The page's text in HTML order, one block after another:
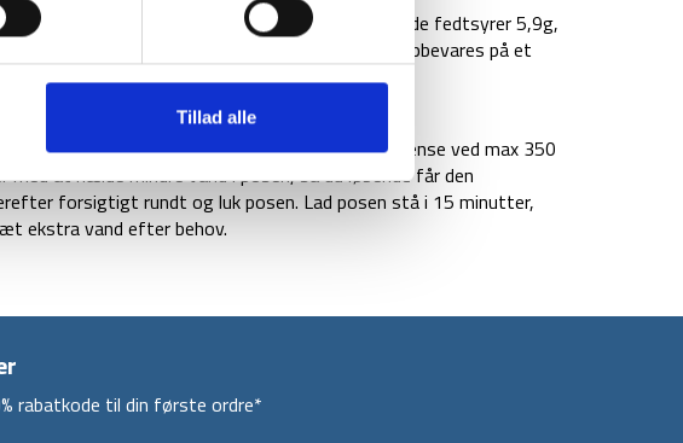
Tillad alle
1695kJ/406kcal, fedt 12g inklusive mættede fedtsyrer 5,9g,
6,2g, fibre 4,1g, protein 11g, salt 3,5g. Opbevares på et
og hæld kogende vand i posen op til den trykte grænse ved max 350
at hælde mindre vand i posen, så du løbende får den
forsigtigt rundt og luk posen. Lad posen stå i 15 minutter,
ekstra vand efter behov.
rabatkode til din første ordre*